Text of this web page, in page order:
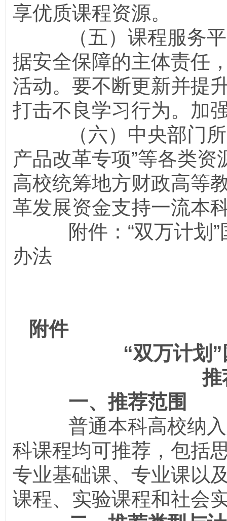
享优质课程资源。
（五）课程服务平
据安全保障的主体责任
活动。要不断更新并提
打击不良学习行为。加
（六）中央部门所
产品改革专项”等各类
高校统筹地方财政高等
革发展资金支持一流本
附件：“双万计划”
办法
附件
“双万计划
推
一、推荐范围
普通本科高校纳入
科课程均可推荐，包括
专业基础课、专业课以
课程、实验课程和社会